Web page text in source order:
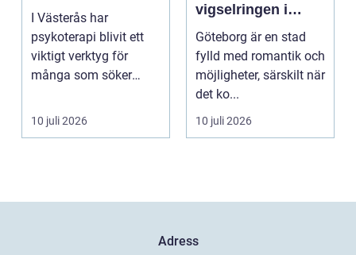
I Västerås har
psykoterapi blivit ett
viktigt verktyg för
många som söker
välmående i liv...
10 juli 2026
vigselringen i
Göteborg
Göteborg är en stad
fylld med romantik och
möjligheter, särskilt när
det ko...
10 juli 2026
Adress